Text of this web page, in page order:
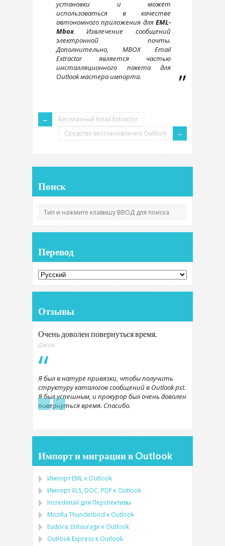
установки и может
использоваться в качестве
автономного приложения для EML-
MboxИзвлечение сообщений
электронной почты.
Дополнительно, MBOX Email
Extractor является частью
инсталляционного пакета для
Outlook мастера импорта.
Бесплатный Email Extractor
Средство восстановления Outlook
Поиск
Перевод
Отзывы
Очень доволен повернуться время.
Джим
Я был в натуре привязки, чтобы получить
структуру каталогов сообщений в Outlook pst.
Я был успешным, и прокурор был очень доволен
повернуться время. Спасибо.
← →
Импорт и миграции в Outlook
Импорт EML к Outlook
ИмпортXLS, DOC, PDF к Outlook
Incredimail для Перспективы
Mozilla Thunderbird к Outlook
Eudora, Entourage к Outlook
Outlook Express к Outlook